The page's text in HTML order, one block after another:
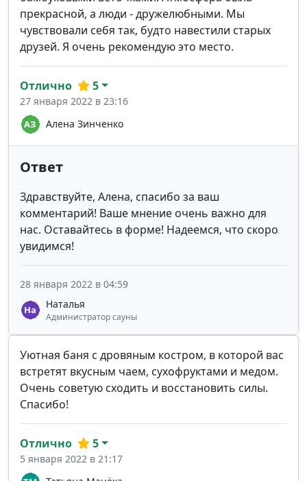
прекрасной, а люди - дружелюбными. Мы
чувствовали себя так, будто навестили старых
друзей. Я очень рекомендую это место.
Алена Зинченко
Отлично 5
27 января 2022 в 23:16
Ответ
Здравствуйте, Алена, спасибо за ваш
комментарий! Ваше мнение очень важно для
нас. Оставайтесь в форме! Надеемся, что скоро
увидимся!
Наталья
Администратор сауны
28 января 2022 в 04:59
Уютная баня с дровяным костром, в которой вас
встретят вкусным чаем, сухофруктами и медом.
Очень советую сходить и восстановить силы.
Спасибо!
Отлично 5
5 января 2022 в 21:17